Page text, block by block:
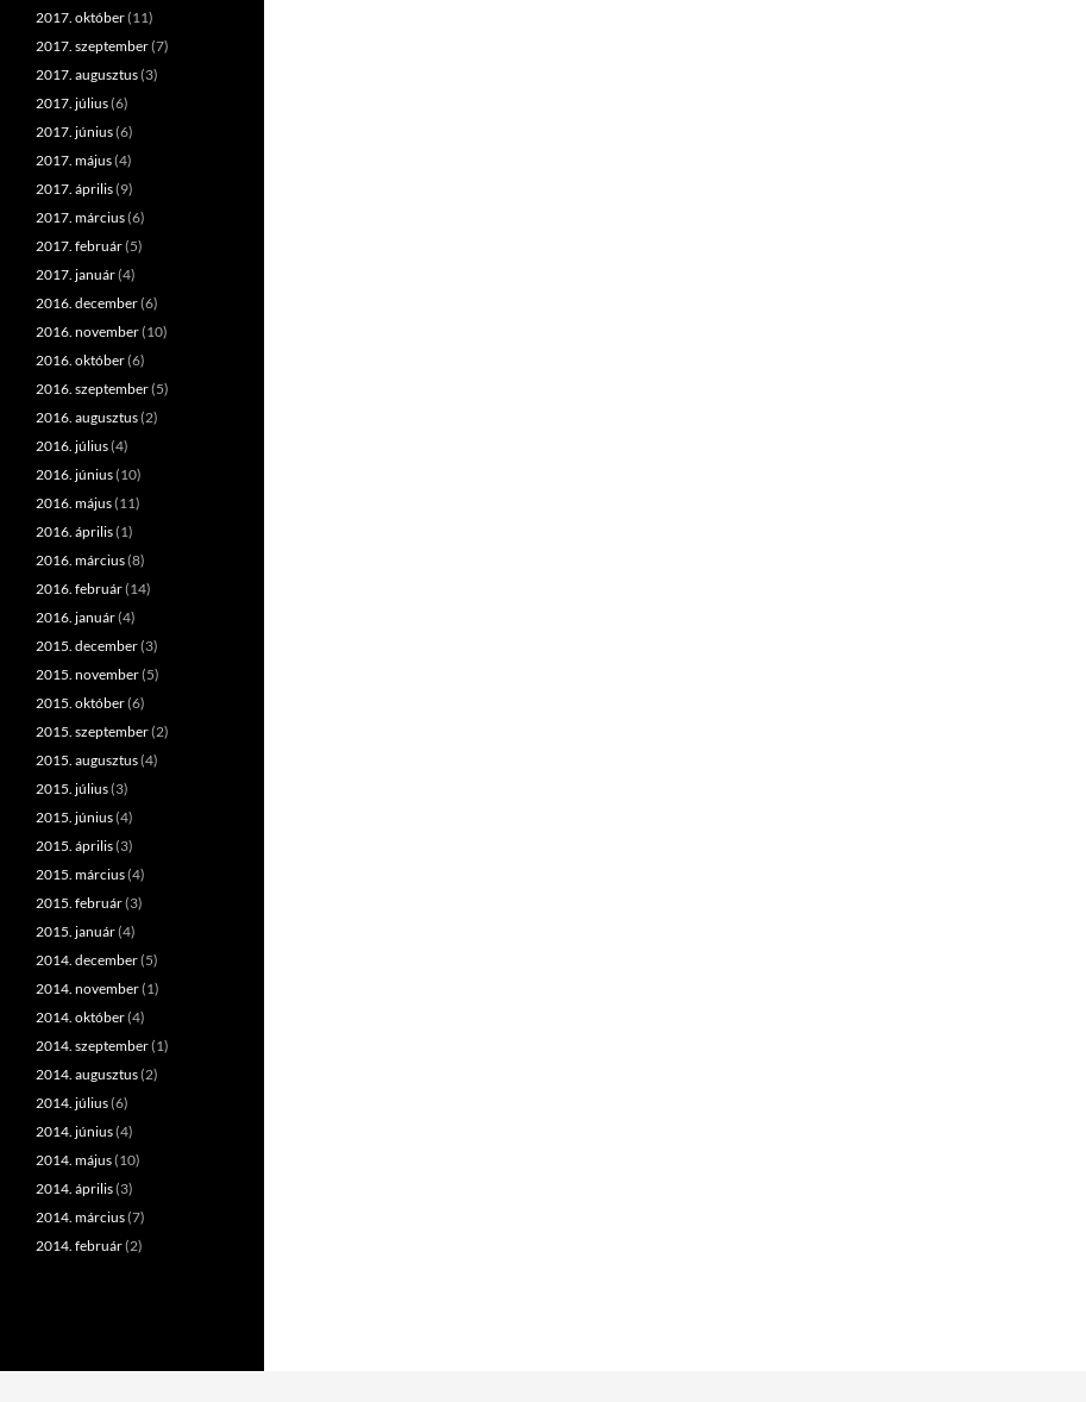
2017. október(11)
2017. szeptember(7)
2017. augusztus(3)
2017. július(6)
2017. június(6)
2017. május(4)
2017. április(9)
2017. március(6)
2017. február(5)
2017. január(4)
2016. december(6)
2016. november(10)
2016. október(6)
2016. szeptember(5)
2016. augusztus(2)
2016. július(4)
2016. június(10)
2016. május(11)
2016. április(1)
2016. március(8)
2016. február(14)
2016. január(4)
2015. december(3)
2015. november(5)
2015. október(6)
2015. szeptember(2)
2015. augusztus(4)
2015. július(3)
2015. június(4)
2015. április(3)
2015. március(4)
2015. február(3)
2015. január(4)
2014. december(5)
2014. november(1)
2014. október(4)
2014. szeptember(1)
2014. augusztus(2)
2014. július(6)
2014. június(4)
2014. május(10)
2014. április(3)
2014. március(7)
2014. február(2)